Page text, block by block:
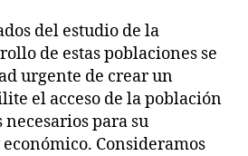
del estudio de la
de estas poblaciones se
urgente de crear un
el acceso de la población
necesarios para su
Consideramos